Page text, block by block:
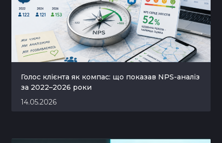
Голос клієнта як компас: що показав NPS-аналіз
за 2022–2026 роки
14.05.2026